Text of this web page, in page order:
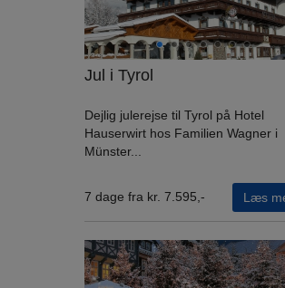
Jul i Tyrol
Dejlig julerejse til Tyrol på Hotel
Hauserwirt hos Familien Wagner i
Münster...
7 dage fra kr. 7.595,- Læs